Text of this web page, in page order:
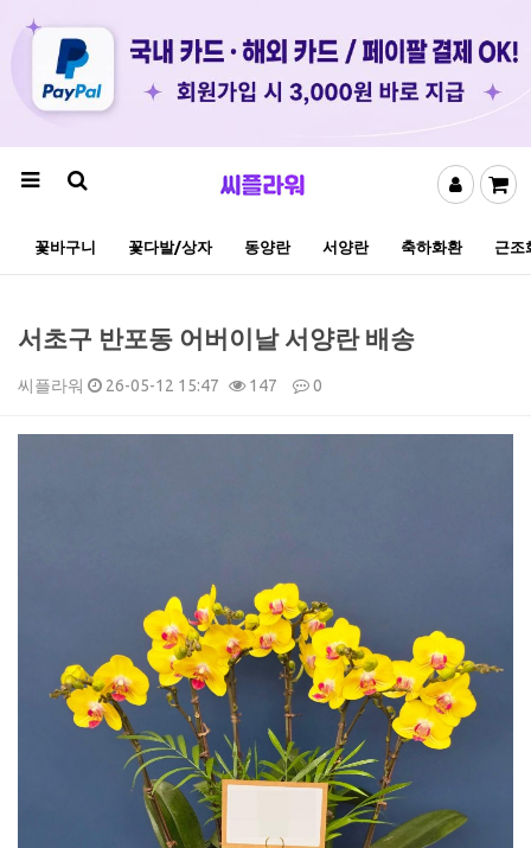
꽃바구니 꽃다발/상자 동양란 서양란 축하화환 근조
서초구 반포동 어버이날 서양란 배송
씨플라워 26-05-12 15:47 147 0